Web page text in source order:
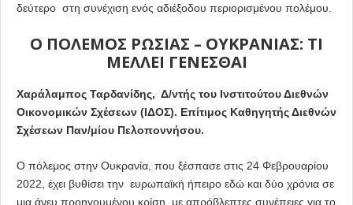
δεύτερο στη συνέχιση ενός αδιέξοδου περιορισμένου πολέμου.
Ο ΠΟΛΕΜΟΣ ΡΩΣΙΑΣ – ΟΥΚΡΑΝΙΑΣ: ΤΙ
ΜΕΛΛΕΙ ΓΕΝΕΣΘΑΙ
Χαράλαμπος Ταρδανίδης, Δ/ντής του Ινστιτούτου Διεθνών
Οικονομικών Σχέσεων (ΙΔΟΣ). Επίτιμος Καθηγητής Διεθνών
Σχέσεων Παν/μίου Πελοποννήσου.
Ο πόλεμος στην Ουκρανία, που ξέσπασε στις 24 Φεβρουαρίου
2022, έχει βυθίσει την ευρωπαϊκή ήπειρο εδώ και δύο χρόνια σε
μια άνευ προηγουμένου κρίση, με απρόβλεπτες συνέπειες για το